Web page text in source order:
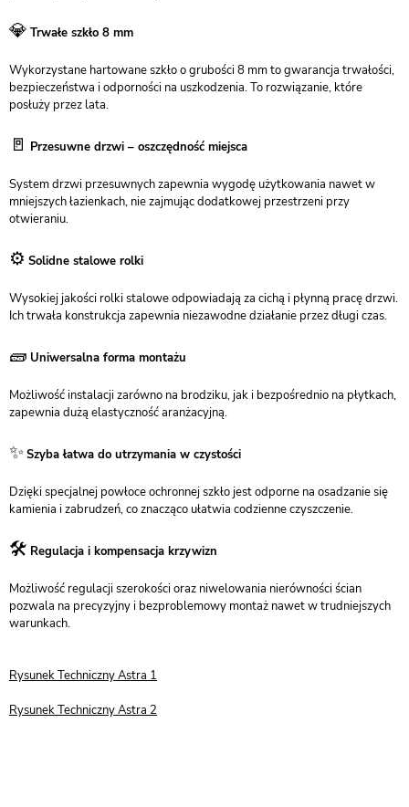
💎 Trwałe szkło 8 mm
Wykorzystane hartowane szkło o grubości 8 mm to gwarancja trwałości,
bezpieczeństwa i odporności na uszkodzenia. To rozwiązanie, które
posłuży przez lata.
🚪 Przesuwne drzwi – oszczędność miejsca
System drzwi przesuwnych zapewnia wygodę użytkowania nawet w
mniejszych łazienkach, nie zajmując dodatkowej przestrzeni przy
otwieraniu.
⚙️ Solidne stalowe rolki
Wysokiej jakości rolki stalowe odpowiadają za cichą i płynną pracę drzwi.
Ich trwała konstrukcja zapewnia niezawodne działanie przez długi czas.
🧱 Uniwersalna forma montażu
Możliwość instalacji zarówno na brodziku, jak i bezpośrednio na płytkach,
zapewnia dużą elastyczność aranżacyjną.
✨Szyba łatwa do utrzymania w czystości
Dzięki specjalnej powłoce ochronnej szkło jest odporne na osadzanie się
kamienia i zabrudzeń, co znacząco ułatwia codzienne czyszczenie.
🛠️ Regulacja i kompensacja krzywizn
Możliwość regulacji szerokości oraz niwelowania nierówności ścian
pozwala na precyzyjny i bezproblemowy montaż nawet w trudniejszych
warunkach.
Rysunek Techniczny Astra 1
Rysunek Techniczny Astra 2